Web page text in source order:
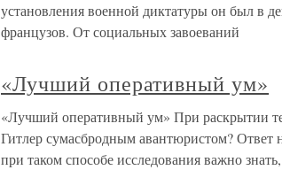
установления военной диктатуры он был в
французов. От социальных завоеваний
«Лучший оперативный ум»
«Лучший оперативный ум» При раскрытии
Гитлер сумасбродным авантюристом?
при таком способе исследования важно